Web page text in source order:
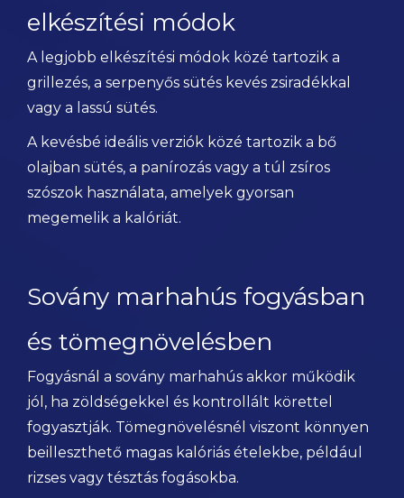
elkészítési módok
A legjobb elkészítési módok közé tartozik a
grillezés, a serpenyős sütés kevés zsiradékkal
vagy a lassú sütés.
A kevésbé ideális verziók közé tartozik a bő
olajban sütés, a panírozás vagy a túl zsíros
szószok használata, amelyek gyorsan
megemelik a kalóriát.
Sovány marhahús fogyásban
és tömegnövelésben
Fogyásnál a sovány marhahús akkor működik
jól, ha zöldségekkel és kontrollált körettel
fogyasztják. Tömegnövelésnél viszont könnyen
beilleszthető magas kalóriás ételekbe, például
rizses vagy tésztás fogásokba.